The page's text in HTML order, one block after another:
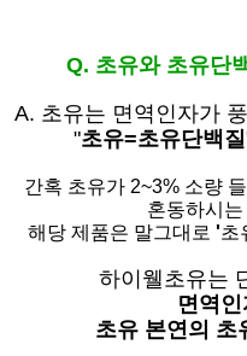
Q. 초유와 초유단
A. 초유는 면역인자가
"초유=초유단백질
간혹 초유가 2~3% 소량
혼동하시
해당 제품은 말그대로 '초
하이웰초유는
면역
초유 본연의 초